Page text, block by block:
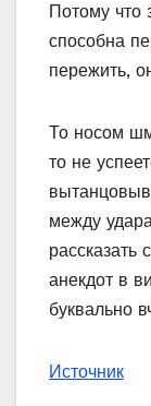
Потому что
способна
пережить,
То носом
то не
между
рассказать
анекдот в
буквально
Источник